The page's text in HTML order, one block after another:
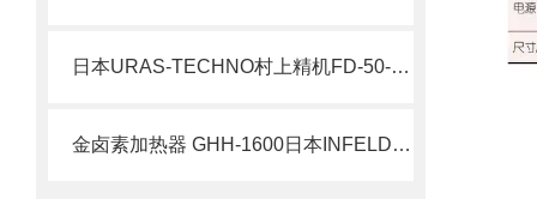
日本URAS-TECHNO村上精机FD-50-90LB振动给料机北崎有售
金卤素加热器 GHH-1600日本INFELDGE英富丽北崎华北总经销